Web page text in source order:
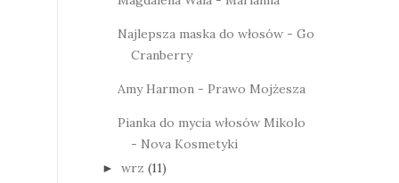
Najlepsza maska do włosów - Go
Cranberry
Amy Harmon - Prawo Mojżesza
Pianka do mycia włosów Mikolo
- Nova Kosmetyki
► wrz (11)